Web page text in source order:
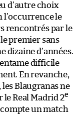
d’autre choix
l’occurrence le
rencontrés par le
premier sans
dizaine d’années.
difficile
En revanche,
Blaugranas ne
Real Madrid 2e
compte un match